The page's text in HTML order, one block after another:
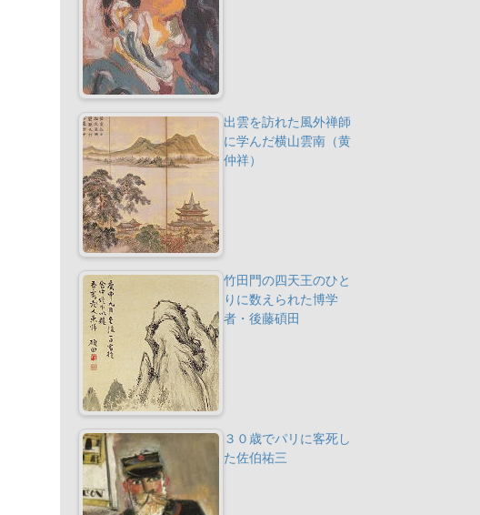
出雲を訪れた風外禅師
に学んだ横山雲南（黄
仲祥）
竹田門の四天王のひと
りに数えられた博学
者・後藤碩田
３０歳でパリに客死し
た佐伯祐三